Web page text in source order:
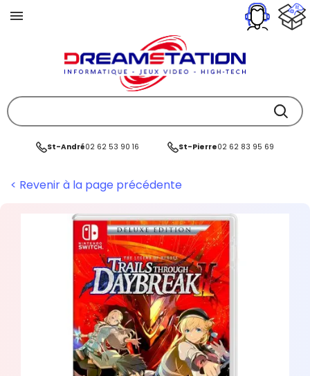
St-André02 62 53 90 16 St-Pierre02 62 83 95 69
< Revenir à la page précédente